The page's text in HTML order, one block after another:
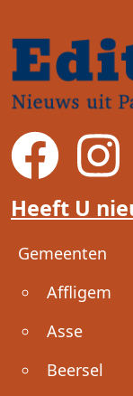
Heeft U
Voet
Gemeenten
Affligem
Asse
Beersel